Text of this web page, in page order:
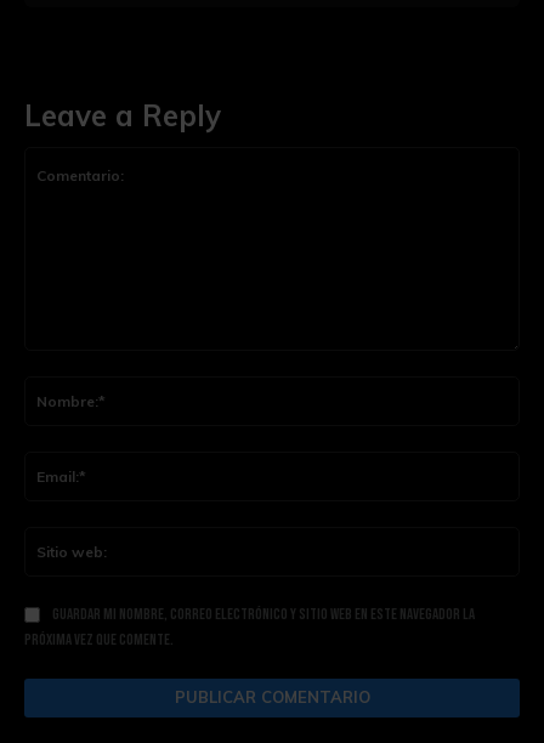
Leave a Reply
Guardar mi nombre, correo electrónico y sitio web en este navegador la
próxima vez que comente.